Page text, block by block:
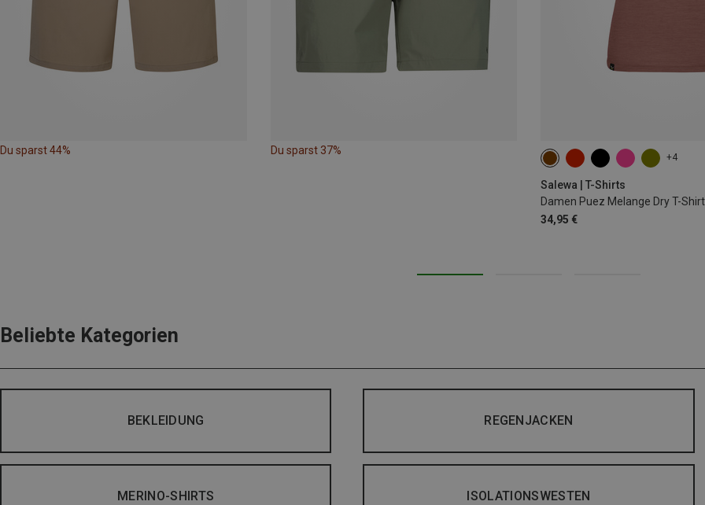
Du sparst 44% Du sparst 37%
+4
Salewa | T-Shirts
Damen Puez Melange Dry T-Shirt
34,95 €
XS S M XL
Beliebte Kategorien
BEKLEIDUNG REGENJACKEN
MERINO-SHIRTS ISOLATIONSWESTEN